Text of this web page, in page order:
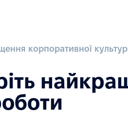
корпоративної